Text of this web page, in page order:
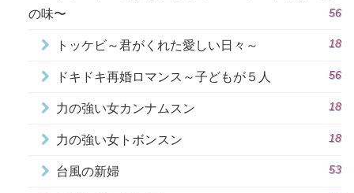
の味〜
56
トッケビ～君がくれた愛しい日々～ 18
ドキドキ再婚ロマンス～子どもが５人 56
力の強い女カンナムスン 18
力の強い女トボンスン 18
台風の新婦 53